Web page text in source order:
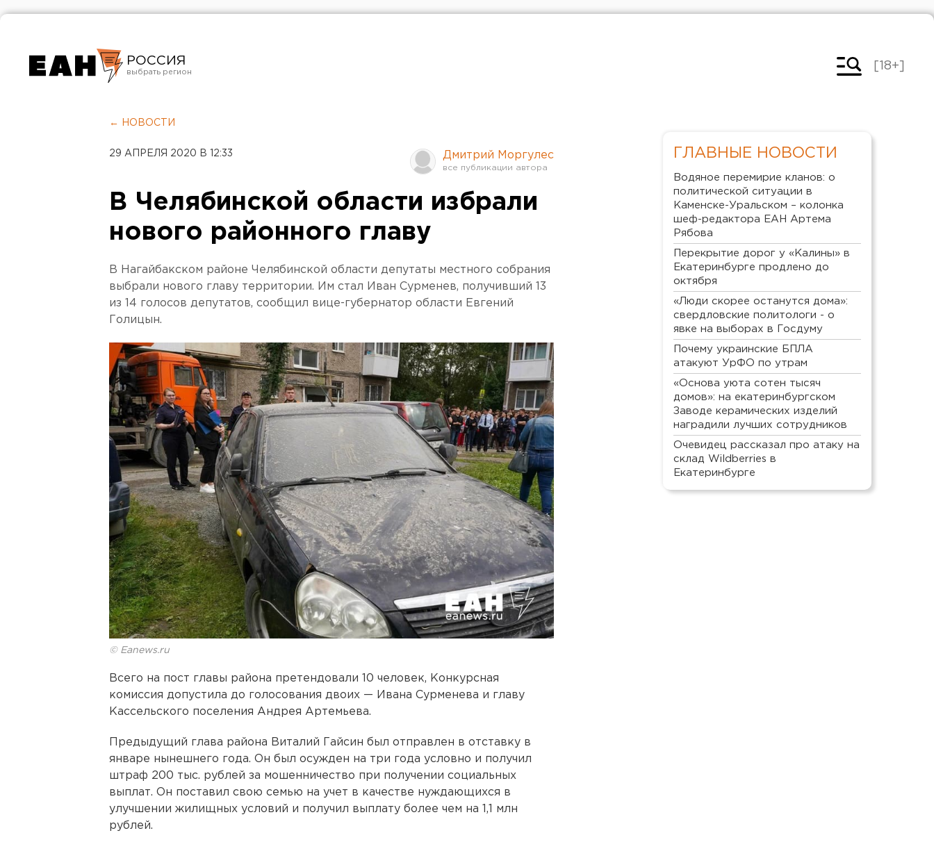
РОССИЯ
Челябинск
[18+]
← НОВОСТИ
29 АПРЕЛЯ 2020 В 12:33 Дмитрий Моргулес
В Челябинской области избрали
нового районного главу
В Нагайбакском районе Челябинской области депутаты местного собрания
выбрали нового главу территории. Им стал Иван Сурменев, получивший 13
из 14 голосов депутатов, сообщил вице-губернатор области Евгений
Голицын.
© Eanews.ru
Всего на пост главы района претендовали 10 человек, Конкурсная
комиссия допустила до голосования двоих — Ивана Сурменева и главу
Кассельского поселения Андрея Артемьева.
Предыдущий глава района Виталий Гайсин был отправлен в отставку в
январе нынешнего года. Он был осужден на три года условно и получил
штраф 200 тыс. рублей за мошенничество при получении социальных
выплат. Он поставил свою семью на учет в качестве нуждающихся в
улучшении жилищных условий и получил выплату более чем на 1,1 млн
рублей.
ГЛАВНЫЕ НОВОСТИ
Водяное перемирие кланов: о
политической ситуации в
Каменске-Уральском – колонка
шеф-редактора ЕАН Артема
Рябова
Перекрытие дорог у «Калины» в
Екатеринбурге продлено до
октября
«Люди скорее останутся дома»:
свердловские политологи - о
явке на выборах в Госдуму
Почему украинские БПЛА
атакуют УрФО по утрам
«Основа уюта сотен тысяч
домов»: на екатеринбургском
Заводе керамических изделий
наградили лучших сотрудников
Очевидец рассказал про атаку на
склад Wildberries в
Екатеринбурге